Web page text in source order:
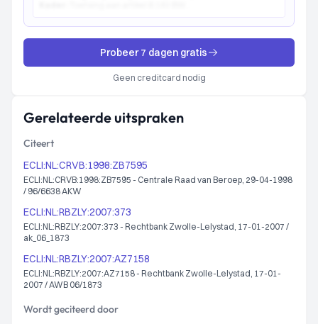
Probeer 7 dagen gratis
Geen creditcard nodig
Gerelateerde uitspraken
Citeert
ECLI:NL:CRVB:1998:ZB7595
ECLI:NL:CRVB:1998:ZB7595 - Centrale Raad van Beroep, 29-04-1998
/ 96/6638 AKW
ECLI:NL:RBZLY:2007:373
ECLI:NL:RBZLY:2007:373 - Rechtbank Zwolle-Lelystad, 17-01-2007 /
ak_06_1873
ECLI:NL:RBZLY:2007:AZ7158
ECLI:NL:RBZLY:2007:AZ7158 - Rechtbank Zwolle-Lelystad, 17-01-
2007 / AWB 06/1873
Wordt geciteerd door